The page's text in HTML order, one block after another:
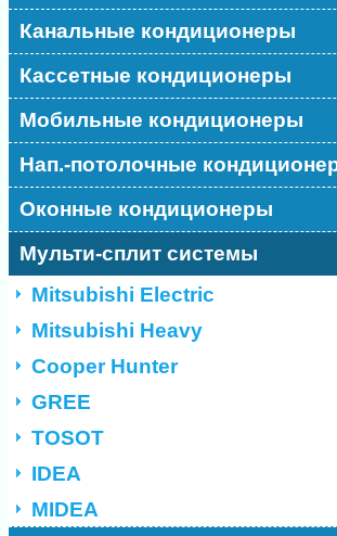
Канальные кондиционеры
Кассетные кондиционеры
Мобильные кондиционеры
Нап.-потолочные
Оконные кондиционеры
Мульти-сплит системы
Mitsubishi Electric
Mitsubishi Heavy
Cooper Hunter
GREE
TOSOT
IDEA
MIDEA